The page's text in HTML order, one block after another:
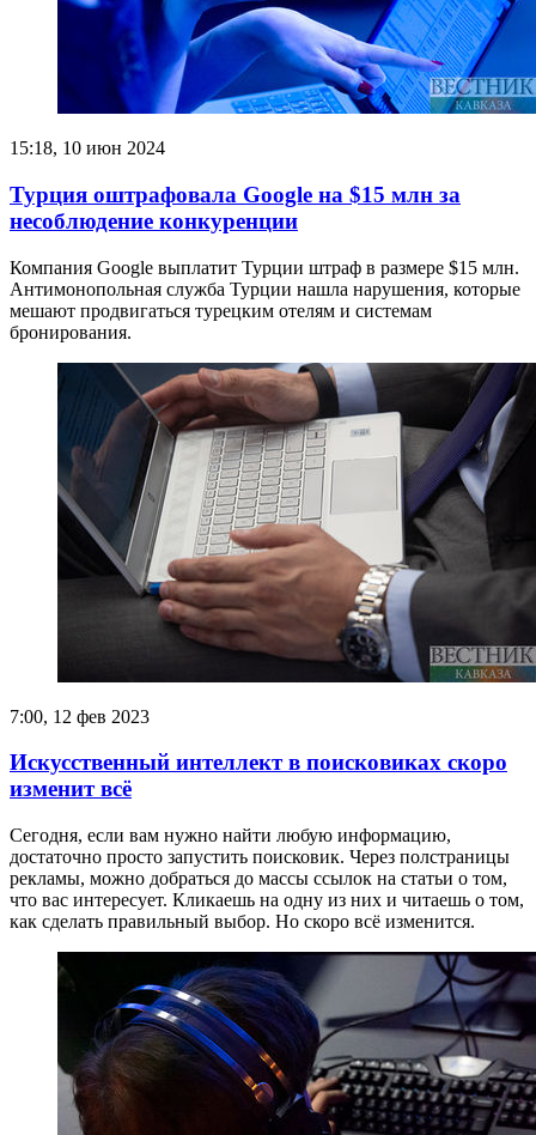
15:18, 10 июн 2024
Турция оштрафовала Google на $15 млн за
несоблюдение конкуренции
Компания Google выплатит Турции штраф в размере $15 млн.
Антимонопольная служба Турции нашла нарушения, которые
мешают продвигаться турецким отелям и системам
бронирования.
7:00, 12 фев 2023
Искусственный интеллект в поисковиках скоро
изменит всё
Сегодня, если вам нужно найти любую информацию,
достаточно просто запустить поисковик. Через полстраницы
рекламы, можно добраться до массы ссылок на статьи о том,
что вас интересует. Кликаешь на одну из них и читаешь о том,
как сделать правильный выбор. Но скоро всё изменится.